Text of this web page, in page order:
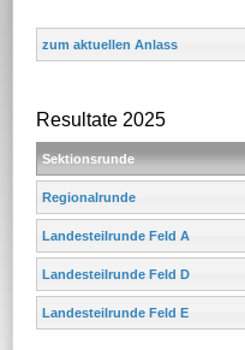
zum aktuellen Anlass
Resultate 2025
Sektionsrunde
Regionalrunde
Landesteilrunde Feld A
Landesteilrunde Feld D
Landesteilrunde Feld E